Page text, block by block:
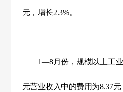
元，增长2.3%。
1—8月份，规模以上工
元营业收入中的费用为8.37元